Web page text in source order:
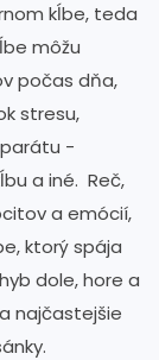
kĺbe, teda
môžu
počas dňa,
stresu,
-
a iné. Reč,
a emócií,
ktorý spája
dole, hore a
najčastejšie